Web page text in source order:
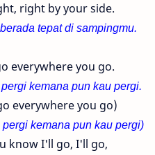
right by your side.
tepat di sampingmu.
everywhere you go.
kemana pun kau pergi.
everywhere you go)
kemana pun kau pergi)
know I'll go, I'll go,